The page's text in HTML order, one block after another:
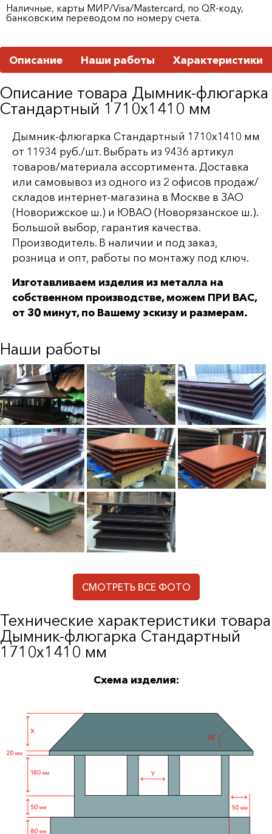
Наличные, карты МИР/Visa/Mastercard, по QR-коду,
банковским переводом по номеру счета.
Описание Наши работы Характеристики
Описание товара Дымник-флюгарка
Стандартный 1710х1410 мм
Дымник-флюгарка Стандартный 1710х1410 мм
от 11934 руб./шт. Выбрать из 9436 артикул
товаров/материала ассортимента. Доставка
или самовывоз из одного из 2 офисов продаж/
складов интернет-магазина в Москве в ЗАО
(Новорижское ш.) и ЮВАО (Новорязанское ш.).
Большой выбор, гарантия качества.
Производитель. В наличии и под заказ,
розница и опт, работы по монтажу под ключ.
Изготавливаем изделия из металла на
собственном производстве, можем ПРИ ВАС,
от 30 минут, по Вашему эскизу и размерам.
Наши работы
СМОТРЕТЬ ВСЕ ФОТО
Технические характеристики товара
Дымник-флюгарка Стандартный
1710х1410 мм
Схема изделия: